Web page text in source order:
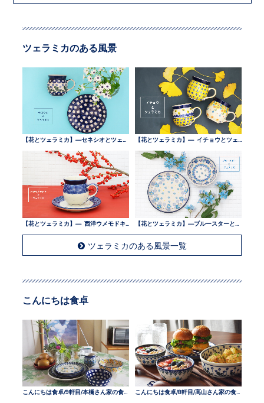
ツェラミカのある風景
ツェラミカのある風景一覧
こんにちは食卓
こんにちは食卓/9軒目/本橋さん家の食卓